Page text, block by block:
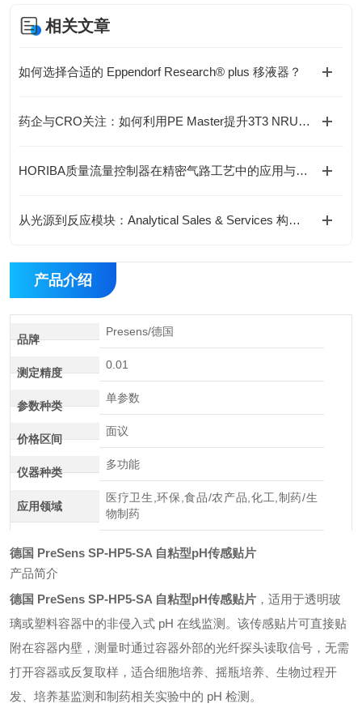
相关文章
如何选择合适的 Eppendorf Research® plus 移液器？
药企与CRO关注：如何利用PE Master提升3T3 NRU光毒性实验的合规性？
HORIBA质量流量控制器在精密气路工艺中的应用与价值
从光源到反应模块：Analytical Sales & Services 构建标准化光化学实验体系
产品介绍
品牌
Presens/德国
测定精度
0.01
参数种类
单参数
价格区间
面议
仪器种类
多功能
应用领域
医疗卫生,环保,食品/农产品,化工,制药/生
物制药
德国 PreSens SP-HP5-SA 自粘型pH传感贴片
产品简介
德国 PreSens SP-HP5-SA 自粘型pH传感贴片 ，适用于透明玻
璃或塑料容器中的非侵入式 pH 在线监测。该传感贴片可直接贴
附在容器内壁，测量时通过容器外部的光纤探头读取信号，无需
打开容器或反复取样，适合细胞培养、摇瓶培养、生物过程开
发、培养基监测和制药相关实验中的 pH 检测。